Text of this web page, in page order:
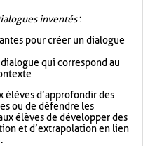
inventés:
pour créer un dialogue
qui correspond au
d’approfondir des
ou de défendre les
élèves de développer des
et d’extrapolation en lien